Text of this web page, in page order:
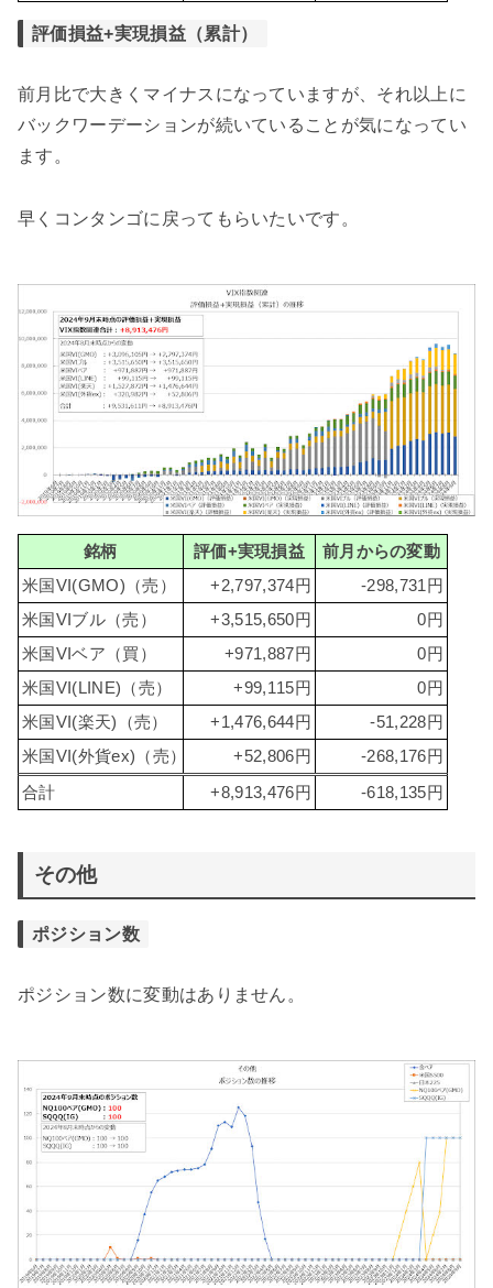
評価損益+実現損益（累計）
前月比で大きくマイナスになっていますが、それ以上に
バックワーデーションが続いていることが気になってい
ます。
早くコンタンゴに戻ってもらいたいです。
銘柄 評価+実現損益
前月からの変動
米国VI(GMO)（売）
+2,797,374円
-298,731円
米国VIブル（売）
+3,515,650円
0円
米国VIベア（買）
+971,887円
0円
米国VI(LINE)（売）
+99,115円
0円
米国VI(楽天)（売）
+1,476,644円
-51,228円
米国VI(外貨ex)（売）
+52,806円 -268,176円
合計 +8,913,476円 -618,135円
その他
ポジション数
ポジション数に変動はありません。